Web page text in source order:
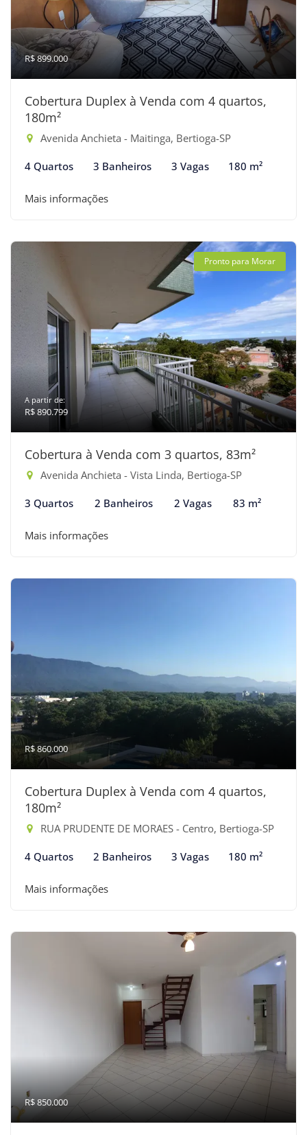
R$ 899.000
Cobertura Duplex à Venda com 4 quartos,
180m²
Avenida Anchieta - Maitinga, Bertioga-SP
4 Quartos 3 Banheiros 3 Vagas 180 m²
Mais informações
Pronto para Morar
A partir de:
R$ 890.799
Cobertura à Venda com 3 quartos, 83m²
Avenida Anchieta - Vista Linda, Bertioga-SP
3 Quartos 2 Banheiros 2 Vagas 83 m²
Mais informações
R$ 860.000
Cobertura Duplex à Venda com 4 quartos,
180m²
RUA PRUDENTE DE MORAES - Centro, Bertioga-SP
4 Quartos 2 Banheiros 3 Vagas 180 m²
Mais informações
R$ 850.000